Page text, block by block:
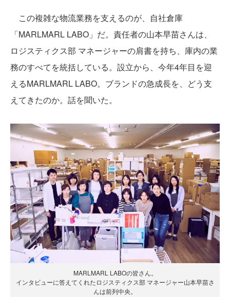
この複雑な物流業務を支えるのが、自社倉庫
「MARLMARL LABO」だ。責任者の山本早苗さんは、
ロジスティクス部 マネージャーの肩書を持ち、庫内の業
務のすべてを統括している。設立から、今年4年目を迎
えるMARLMARL LABO。ブランドの急成長を、どう支
えてきたのか。話を聞いた。
MARLMARL LABOの皆さん。
インタビューに答えてくれたロジスティクス部 マネージャー山本早苗さ
んは前列中央。